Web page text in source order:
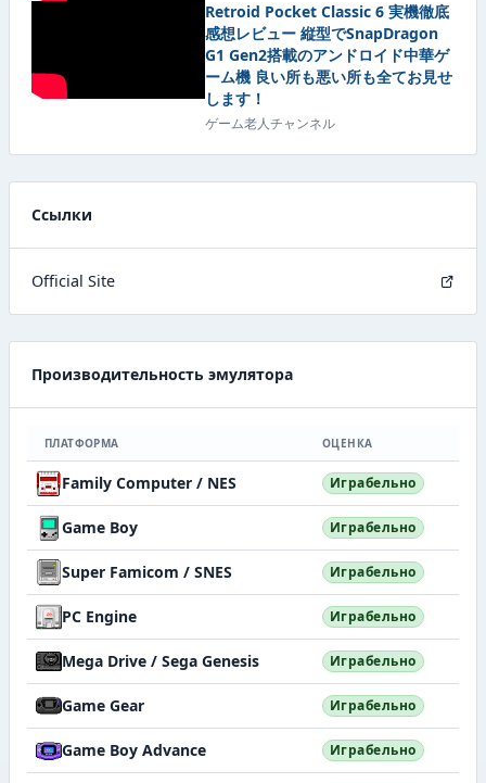
Retroid Pocket Classic 6 実機徹底
感想レビュー 縦型でSnapDragon
G1 Gen2搭載のアンドロイド中華ゲ
ーム機 良い所も悪い所も全てお見せ
します！
ゲーム老人チャンネル
Ссылки
Official Site
Производительность эмулятора
ПЛАТФОРМА ОЦЕНКА
Family Computer / NES Играбельно
Game Boy Играбельно
Super Famicom / SNES Играбельно
PC Engine Играбельно
Mega Drive / Sega Genesis Играбельно
Game Gear Играбельно
Game Boy Advance Играбельно